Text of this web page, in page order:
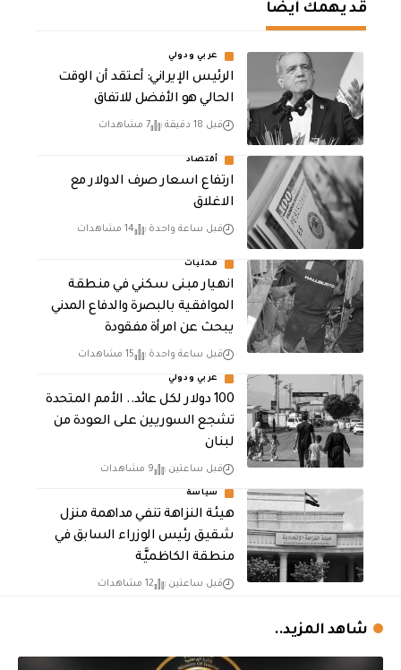
قد يهمك أيضا
عربي ودولي
الرئيس الإيراني: أعتقد أن الوقت
الحالي هو الأفضل للاتفاق
قبل 18 دقيقة 7 مشاهدات
أقتصاد
ارتفاع اسعار صرف الدولار مع
الاغلاق
قبل ساعة واحدة 14 مشاهدات
محليات
انهيار مبنى سكني في منطقة
الموافقية بالبصرة والدفاع المدني
يبحث عن امرأة مفقودة
قبل ساعة واحدة 15 مشاهدات
عربي ودولي
100 دولار لكل عائد.. الأمم المتحدة
تشجع السوريين على العودة من
لبنان
قبل ساعتين 9 مشاهدات
سياسة
هيئة النزاهة تنفي مداهمة منزل
شقيق رئيس الوزراء السابق في
منطقة الكاظميَّة
قبل ساعتين 12 مشاهدات
شاهد المزيد..